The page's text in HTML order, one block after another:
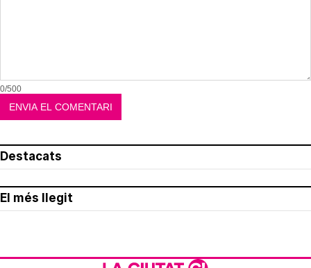
0/500
Destacats
El més llegit